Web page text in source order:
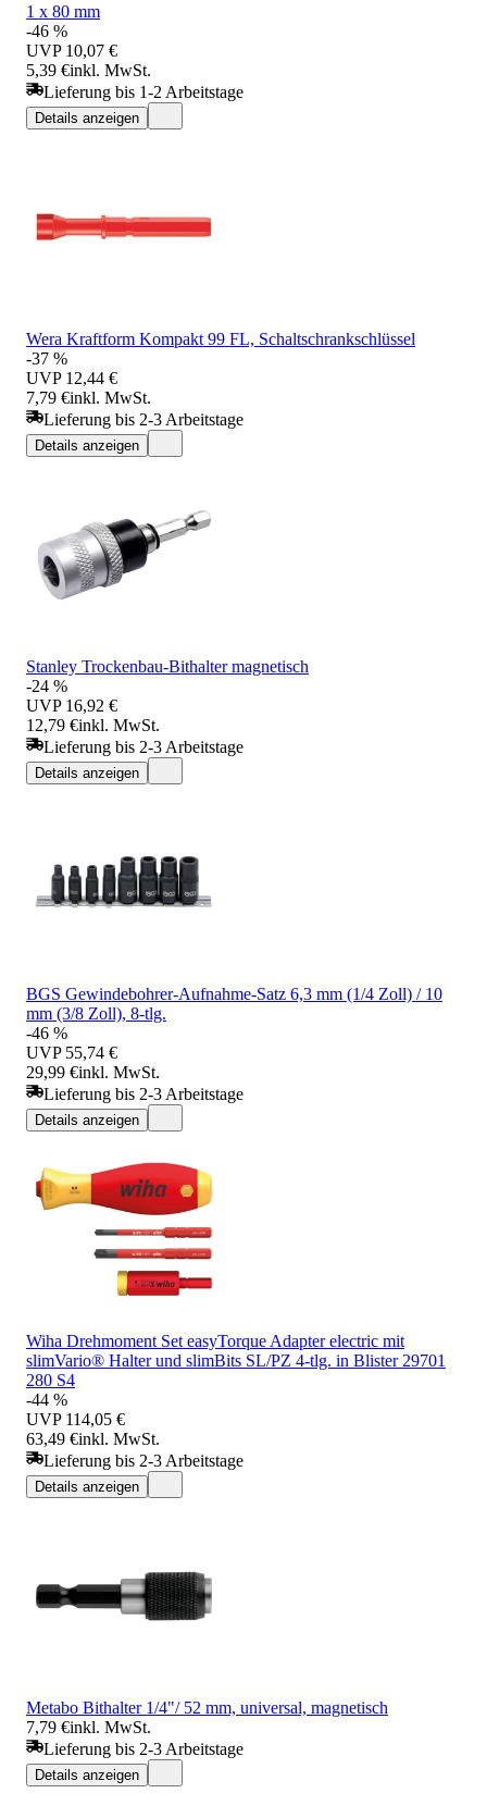
1 x 80 mm
-46 %
UVP 10,07 €
5,39 €inkl. MwSt.
Lieferung bis 1-2 Arbeitstage
Details anzeigen
Wera Kraftform Kompakt 99 FL, Schaltschrankschlüssel
-37 %
UVP 12,44 €
7,79 €inkl. MwSt.
Lieferung bis 2-3 Arbeitstage
Details anzeigen
Stanley Trockenbau-Bithalter magnetisch
-24 %
UVP 16,92 €
12,79 €inkl. MwSt.
Lieferung bis 2-3 Arbeitstage
Details anzeigen
BGS Gewindebohrer-Aufnahme-Satz 6,3 mm (1/4 Zoll) / 10
mm (3/8 Zoll), 8-tlg.
-46 %
UVP 55,74 €
29,99 €inkl. MwSt.
Lieferung bis 2-3 Arbeitstage
Details anzeigen
Wiha Drehmoment Set easyTorque Adapter electric mit
slimVario® Halter und slimBits SL/PZ 4-tlg. in Blister 29701
280 S4
-44 %
UVP 114,05 €
63,49 €inkl. MwSt.
Lieferung bis 2-3 Arbeitstage
Details anzeigen
Metabo Bithalter 1/4"/ 52 mm, universal, magnetisch
7,79 €inkl. MwSt.
Lieferung bis 2-3 Arbeitstage
Details anzeigen